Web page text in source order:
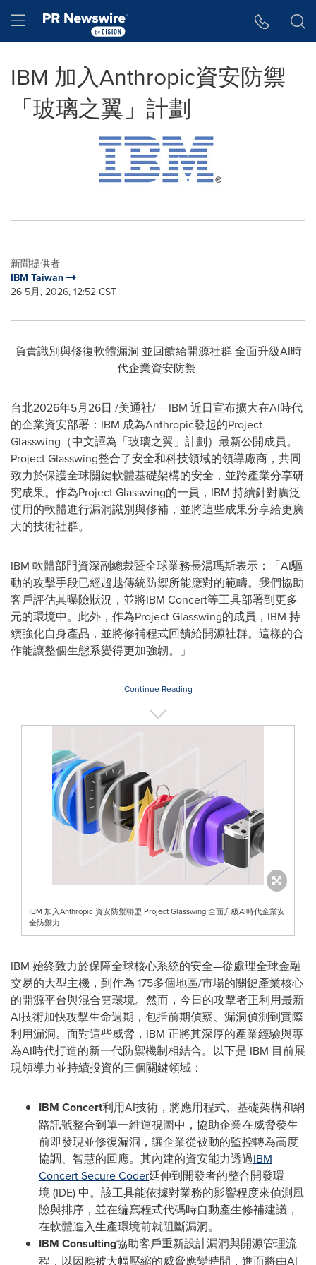
Hamburger menu
IBM 加入Anthropic資安防禦
「玻璃之翼」計劃
新聞提供者
IBM Taiwan
26 5月, 2026, 12:52 CST
負責識別與修復軟體漏洞 並回饋給開源社群 全面升級AI時
代企業資安防禦
台北2026年5月26日 /美通社/ -- IBM 近日宣布擴大在AI時代
的企業資安部署：IBM 成為Anthropic發起的Project
Glasswing（中文譯為「玻璃之翼」計劃）最新公開成員。
Project Glasswing整合了安全和科技領域的領導廠商，共同
致力於保護全球關鍵軟體基礎架構的安全，並跨產業分享研
究成果。作為Project Glasswing的一員，IBM 持續針對廣泛
使用的軟體進行漏洞識別與修補，並將這些成果分享給更廣
大的技術社群。
IBM 軟體部門資深副總裁暨全球業務長湯瑪斯表示：「AI驅
動的攻擊手段已經超越傳統防禦所能應對的範疇。我們協助
客戶評估其曝險狀況，並將IBM Concert等工具部署到更多
元的環境中。此外，作為Project Glasswing的成員，IBM 持
續強化自身產品，並將修補程式回饋給開源社群。這樣的合
作能讓整個生態系變得更加強韌。」
Continue Reading
IBM 加入Anthropic 資安防禦聯盟 Project Glasswing 全面升級AI時代企業安
全防禦力
IBM 始終致力於保障全球核心系統的安全—從處理全球金融
交易的大型主機，到作為 175多個地區/市場的關鍵產業核心
的開源平台與混合雲環境。然而，今日的攻擊者正利用最新
AI技術加快攻擊生命週期，包括前期偵察、漏洞偵測到實際
利用漏洞。面對這些威脅，IBM 正將其深厚的產業經驗與專
為AI時代打造的新一代防禦機制相結合。以下是 IBM 目前展
現領導力並持續投資的三個關鍵領域：
IBM Concert利用AI技術，將應用程式、基礎架構和網
路訊號整合到單一維運視圖中，協助企業在威脅發生
前即發現並修復漏洞，讓企業從被動的監控轉為高度
協調、智慧的回應。其內建的資安能力透過IBM
Concert Secure Coder延伸到開發者的整合開發環
境 (IDE) 中。該工具能依據對業務的影響程度來偵測風
險與排序，並在編寫程式代碼時自動產生修補建議，
在軟體進入生產環境前就阻斷漏洞。
IBM Consulting協助客戶重新設計漏洞與開源管理流
程，以因應被大幅壓縮的威脅應變時間，進而將由AI